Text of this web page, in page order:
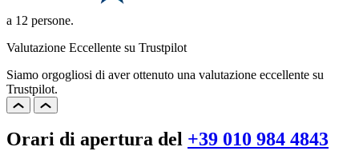
a 12 persone.
Valutazione Eccellente su Trustpilot
Siamo orgogliosi di aver ottenuto una valutazione eccellente su
Trustpilot.
Orari di apertura del +39 010 984 4843